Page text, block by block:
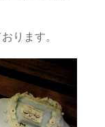
ります。